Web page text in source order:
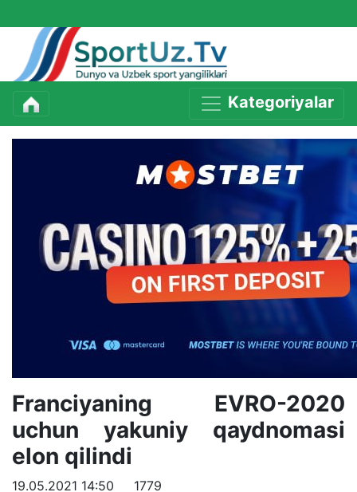
Kategoriyalar
Franciyaning EVRO-2020
uchun yakuniy qaydnomasi
elon qilindi
19.05.2021 14:50 1779